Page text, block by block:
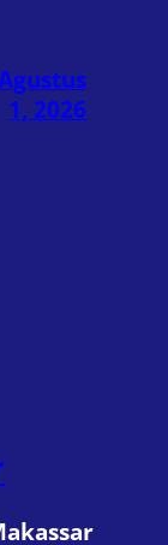
1, 2026